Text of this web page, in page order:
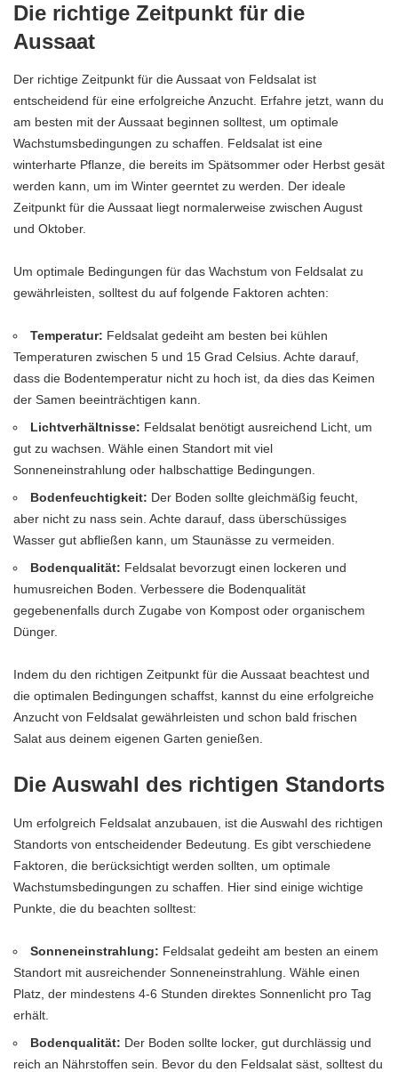
Die richtige Zeitpunkt für die
Aussaat
Der richtige Zeitpunkt für die Aussaat von Feldsalat ist
entscheidend für eine erfolgreiche Anzucht. Erfahre jetzt, wann du
am besten mit der Aussaat beginnen solltest, um optimale
Wachstumsbedingungen zu schaffen. Feldsalat ist eine
winterharte Pflanze, die bereits im Spätsommer oder Herbst gesät
werden kann, um im Winter geerntet zu werden. Der ideale
Zeitpunkt für die Aussaat liegt normalerweise zwischen August
und Oktober.
Um optimale Bedingungen für das Wachstum von Feldsalat zu
gewährleisten, solltest du auf folgende Faktoren achten:
Temperatur: Feldsalat gedeiht am besten bei kühlen
Temperaturen zwischen 5 und 15 Grad Celsius. Achte darauf,
dass die Bodentemperatur nicht zu hoch ist, da dies das Keimen
der Samen beeinträchtigen kann.
Lichtverhältnisse: Feldsalat benötigt ausreichend Licht, um
gut zu wachsen. Wähle einen Standort mit viel
Sonneneinstrahlung oder halbschattige Bedingungen.
Bodenfeuchtigkeit: Der Boden sollte gleichmäßig feucht,
aber nicht zu nass sein. Achte darauf, dass überschüssiges
Wasser gut abfließen kann, um Staunässe zu vermeiden.
Bodenqualität: Feldsalat bevorzugt einen lockeren und
humusreichen Boden. Verbessere die Bodenqualität
gegebenenfalls durch Zugabe von Kompost oder organischem
Dünger.
Indem du den richtigen Zeitpunkt für die Aussaat beachtest und
die optimalen Bedingungen schaffst, kannst du eine erfolgreiche
Anzucht von Feldsalat gewährleisten und schon bald frischen
Salat aus deinem eigenen Garten genießen.
Die Auswahl des richtigen Standorts
Um erfolgreich Feldsalat anzubauen, ist die Auswahl des richtigen
Standorts von entscheidender Bedeutung. Es gibt verschiedene
Faktoren, die berücksichtigt werden sollten, um optimale
Wachstumsbedingungen zu schaffen. Hier sind einige wichtige
Punkte, die du beachten solltest:
Sonneneinstrahlung: Feldsalat gedeiht am besten an einem
Standort mit ausreichender Sonneneinstrahlung. Wähle einen
Platz, der mindestens 4-6 Stunden direktes Sonnenlicht pro Tag
erhält.
Bodenqualität: Der Boden sollte locker, gut durchlässig und
reich an Nährstoffen sein. Bevor du den Feldsalat säst, solltest du